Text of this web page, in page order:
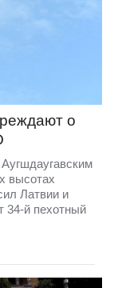
о
высотах
Латвии и
34-й пехотный